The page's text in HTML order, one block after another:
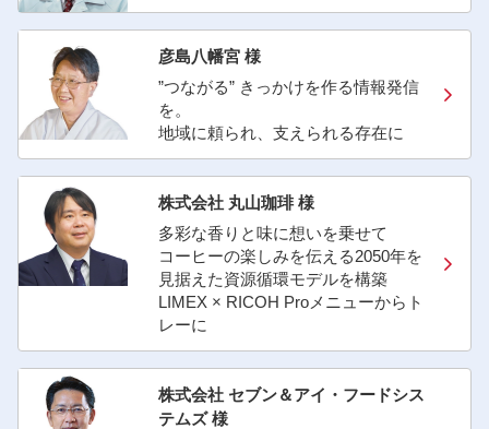
彦島八幡宮 様
”つながる” きっかけを作る情報発信
を。
地域に頼られ、支えられる存在に
株式会社 丸山珈琲 様
多彩な香りと味に想いを乗せて
コーヒーの楽しみを伝える2050年を
見据えた資源循環モデルを構築
LIMEX × RICOH Proメニューからト
レーに
株式会社 セブン＆アイ・フードシス
テムズ 様